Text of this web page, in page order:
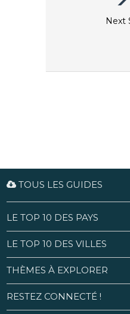
Next
TOUS LES GUIDES
LE TOP 10 DES PAYS
LE TOP 10 DES VILLES
THÈMES À EXPLORER
RESTEZ CONNECTÉ !